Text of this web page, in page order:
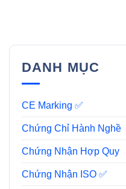
DANH MỤC
CE Marking ✅
Chứng Chỉ Hành Nghề
Chứng Nhận Hợp Quy
Chứng Nhận ISO ✅